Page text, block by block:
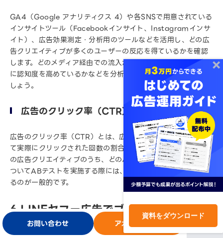
GA4（Google アナリティクス 4）や各SNSで用意されている
インサイトツール（Facebookインサイト、Instagramインサ
イト）、広告効果測定・分析用のツールなどを活用し、どの広
告クリエイティブが多くのユーザーの反応を得ているかを確認
します。どのメディア経由での流入が多いのか、どの広告が特
に認知度を高めているかなどを分析し、施策の改善につなげま
しょう。
広告のクリック率（CTR）を確認する
広告のクリック率（CTR）とは、広告が表示された回数に対し
て実際にクリックされた回数の割合のこと。用意したいくつか
の広告クリエイティブのうち、どのパターンが有効だったかに
ついてABテストを実施する際には、広告のクリック率で判断す
るのが一般的です。
6.LINEヤフー広告でブランド認知向上を
目指そう
お問い合わせ アカウント開設
ログイン
資料をダウンロード